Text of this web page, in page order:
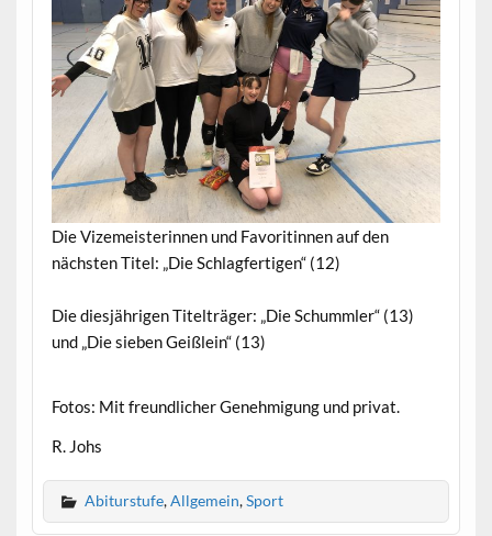
Die Vizemeisterinnen und Favoritinnen auf den
nächsten Titel: „Die Schlagfertigen“ (12)
Die diesjährigen Titelträger: „Die Schummler“ (13)
und „Die sieben Geißlein“ (13)
Fotos: Mit freundlicher Genehmigung und privat.
R. Johs
Abiturstufe,Allgemein,Sport